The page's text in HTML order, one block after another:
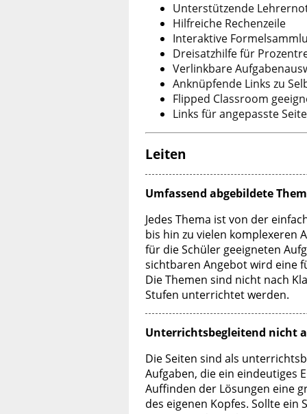
Unterstützende
Hilfreiche Rechenzeile
Interaktive
Dreisatzhilfe für
Verlinkbare
Anknüpfende Links zu
Flipped Classroom
Links für angepasste
Leiten
Umfassend abgebildete
Jedes Thema ist von der
bis hin zu vielen komplexeren
für die Schüler geeigneten
sichtbaren Angebot wird eine
Die Themen sind nicht nach
Stufen unterrichtet werden.
Unterrichtsbegleitend nicht
Die Seiten sind als
Aufgaben, die ein eindeutiges
Auffinden der Lösungen eine
des eigenen Kopfes. Sollte